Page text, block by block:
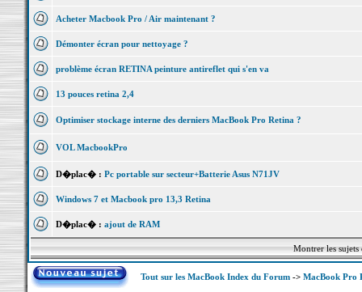
Acheter Macbook Pro / Air maintenant ?
Démonter écran pour nettoyage ?
problème écran RETINA peinture antireflet qui s'en va
13 pouces retina 2,4
Optimiser stockage interne des derniers MacBook Pro Retina ?
VOL MacbookPro
D�plac� : Pc portable sur secteur+Batterie Asus N71JV
Windows 7 et Macbook pro 13,3 Retina
D�plac� : ajout de RAM
Montrer les
Tout sur les MacBook Index du Forum-> MacBook Pro